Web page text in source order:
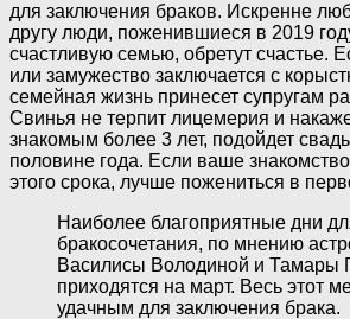
для заключения браков. Искренне
другу люди, поженившиеся в 2019
счастливую семью, обретут счастье.
или замужество заключается с
семейная жизнь принесет супругам
Свинья не терпит лицемерия и
знакомым более 3 лет, подойдет
половине года. Если ваше
этого срока, лучше пожениться в
Наиболее благоприятные дни
бракосочетания, по мнению
Василисы Володиной и Тамары
приходятся на март. Весь этот
удачным для заключения брака.